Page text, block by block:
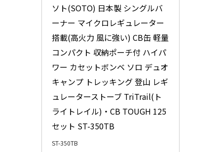
ソト(SOTO) 日本製 シングルバ
ーナー マイクロレギュレーター
搭載(高火力 風に強い) CB缶 軽量
コンパクト 収納ポーチ付 ハイパ
ワー カセットボンベ ソロ デュオ
キャンプ トレッキング 登山 レギ
ュレーターストーブ TriTrail(ト
ライトレイル)・CB TOUGH 125
セット ST-350TB
ST-350TB